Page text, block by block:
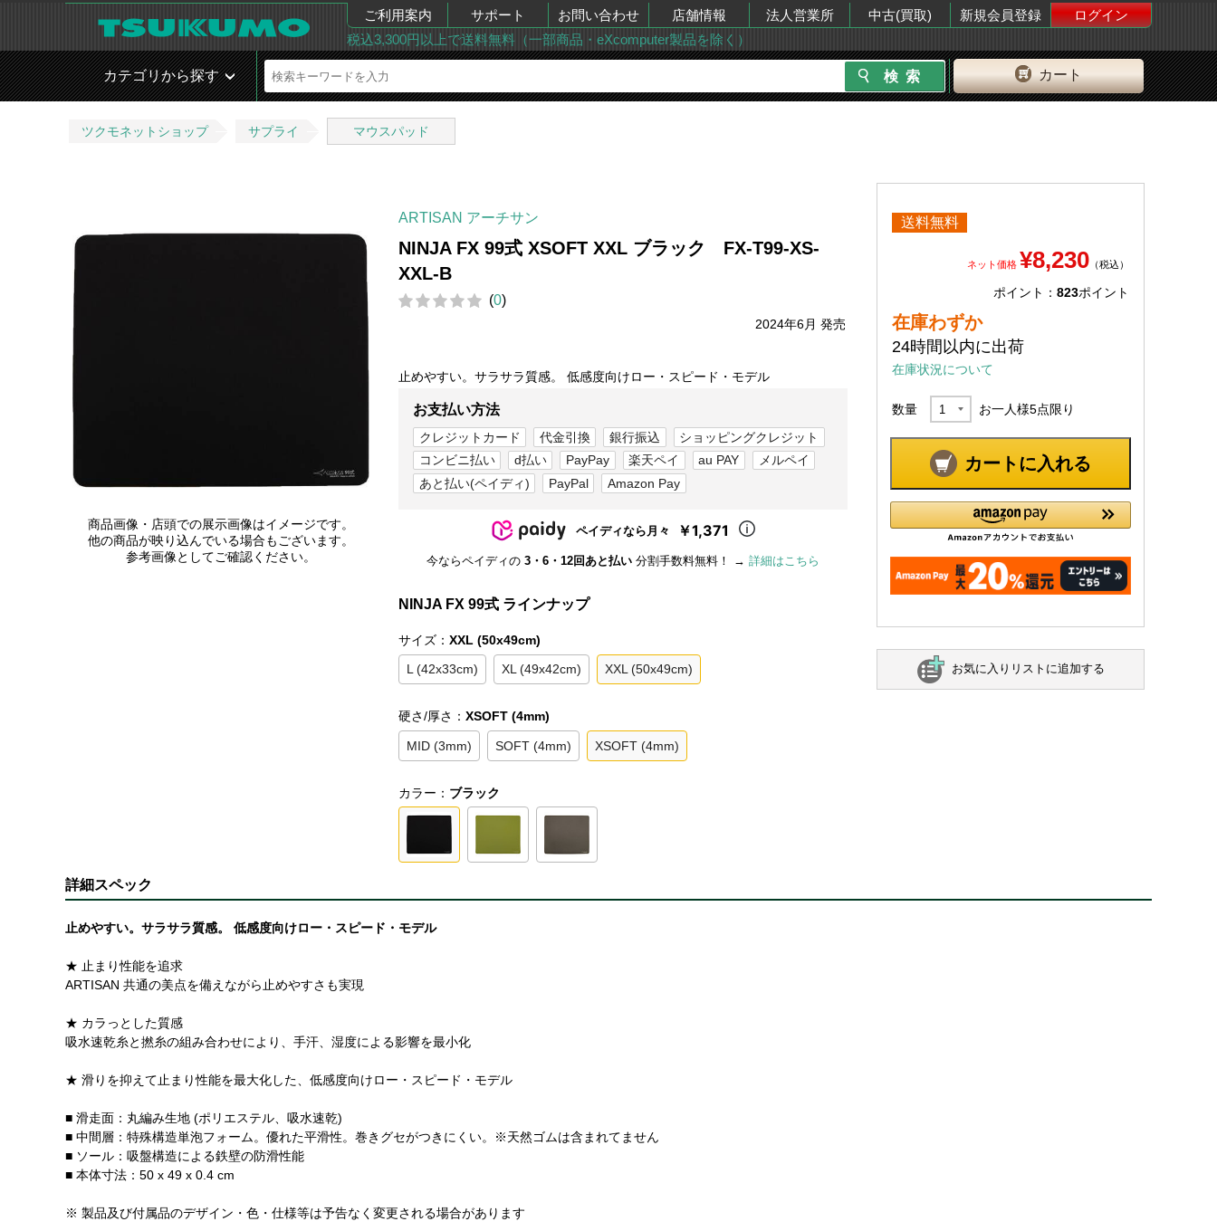
ご利用案内 サポート お問い合わせ 店舗情報 法人営業所 中古(買取) 新規会員登録
ログイン
税込3,300円以上で送料無料（一部商品・eXcomputer製品を除く）
カート
カテゴリから探す
ツクモネットショップ サプライ マウスパッド
商品画像・店頭での展示画像はイメージです。
他の商品が映り込んでいる場合もございます。
参考画像としてご確認ください。
ARTISAN アーチサン
NINJA FX 99式 XSOFT XXL ブラック FX-T99-XS-
XXL-B
(0)
2024年6月 発売
止めやすい。サラサラ質感。 低感度向けロー・スピード・モデル
お支払い方法
クレジットカード 代金引換 銀行振込
ショッピングクレジット
コンビニ払い
d払い PayPay 楽天ペイ au PAY
メルペイ
あと払い(ペイディ)
PayPal Amazon Pay
ペイディなら月々 ￥1,371
今ならペイディの 3・6・12回あと払い 分割手数料無料！ → 詳細はこちら
NINJA FX 99式 ラインナップ
サイズ： XXL (50x49cm)
L (42x33cm) XL (49x42cm) XXL (50x49cm)
硬さ/厚さ： XSOFT (4mm)
MID (3mm) SOFT (4mm) XSOFT (4mm)
カラー： ブラック
送料無料
ネット価格 ¥8,230 （税込）
ポイント： 823ポイント
在庫わずか
24時間以内に出荷
在庫状況について
数量 お一人様5点限り
カートに入れる
お気に入りリストに追加する
詳細スペック
止めやすい。サラサラ質感。 低感度向けロー・スピード・モデル
★ 止まり性能を追求
ARTISAN 共通の美点を備えながら止めやすさも実現
★ カラっとした質感
吸水速乾糸と撚糸の組み合わせにより、手汗、湿度による影響を最小化
★ 滑りを抑えて止まり性能を最大化した、低感度向けロー・スピード・モデル
■ 滑走面：丸編み生地 (ポリエステル、吸水速乾)
■ 中間層：特殊構造単泡フォーム。優れた平滑性。巻きグセがつきにくい。※天然ゴムは含まれてません
■ ソール：吸盤構造による鉄壁の防滑性能
■ 本体寸法：50 x 49 x 0.4 cm
※ 製品及び付属品のデザイン・色・仕様等は予告なく変更される場合があります